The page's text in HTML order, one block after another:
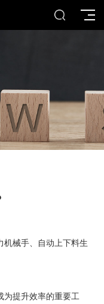
机械手、自动上下料生
为提升效率的重要工